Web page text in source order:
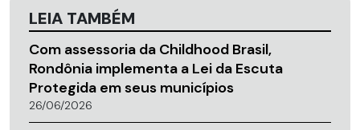
LEIA TAMBÉM
Com assessoria da Childhood Brasil,
Rondônia implementa a Lei da Escuta
Protegida em seus municípios
26/06/2026